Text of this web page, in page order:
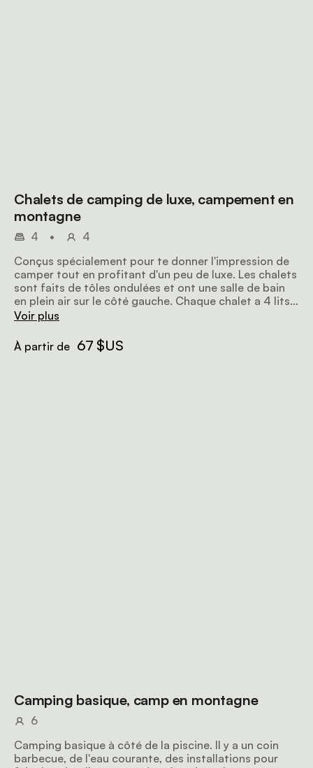
Chalets de camping de luxe, campement en
montagne
4 •
4
Conçus spécialement pour te donner l'impression de
camper tout en profitant d'un peu de luxe. Les chalets
sont faits de tôles ondulées et ont une salle de bain
en plein air sur le côté gauche. Chaque chalet a 4 lits
trois quarts répartis dans deux chambres séparées.
Voir plus
À partir de 67 $US
Camping basique, camp en montagne
6
Camping basique à côté de la piscine. Il y a un coin
barbecue, de l'eau courante, des installations pour